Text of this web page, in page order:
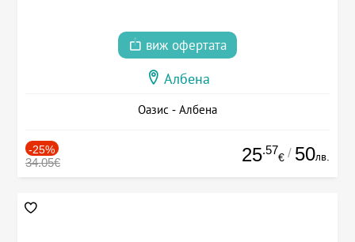
виж офертата
Албена
Оазис - Албена
-25%
34.05€ 25.57
€ / 50лв.